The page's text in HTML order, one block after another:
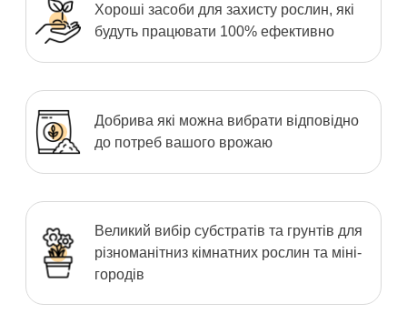
Хороші засоби для захисту рослин, які
будуть працювати 100% ефективно
Добрива які можна вибрати відповідно
до потреб вашого врожаю
Великий вибір субстратів та грунтів для
різноманітниз кімнатних рослин та міні-
городів